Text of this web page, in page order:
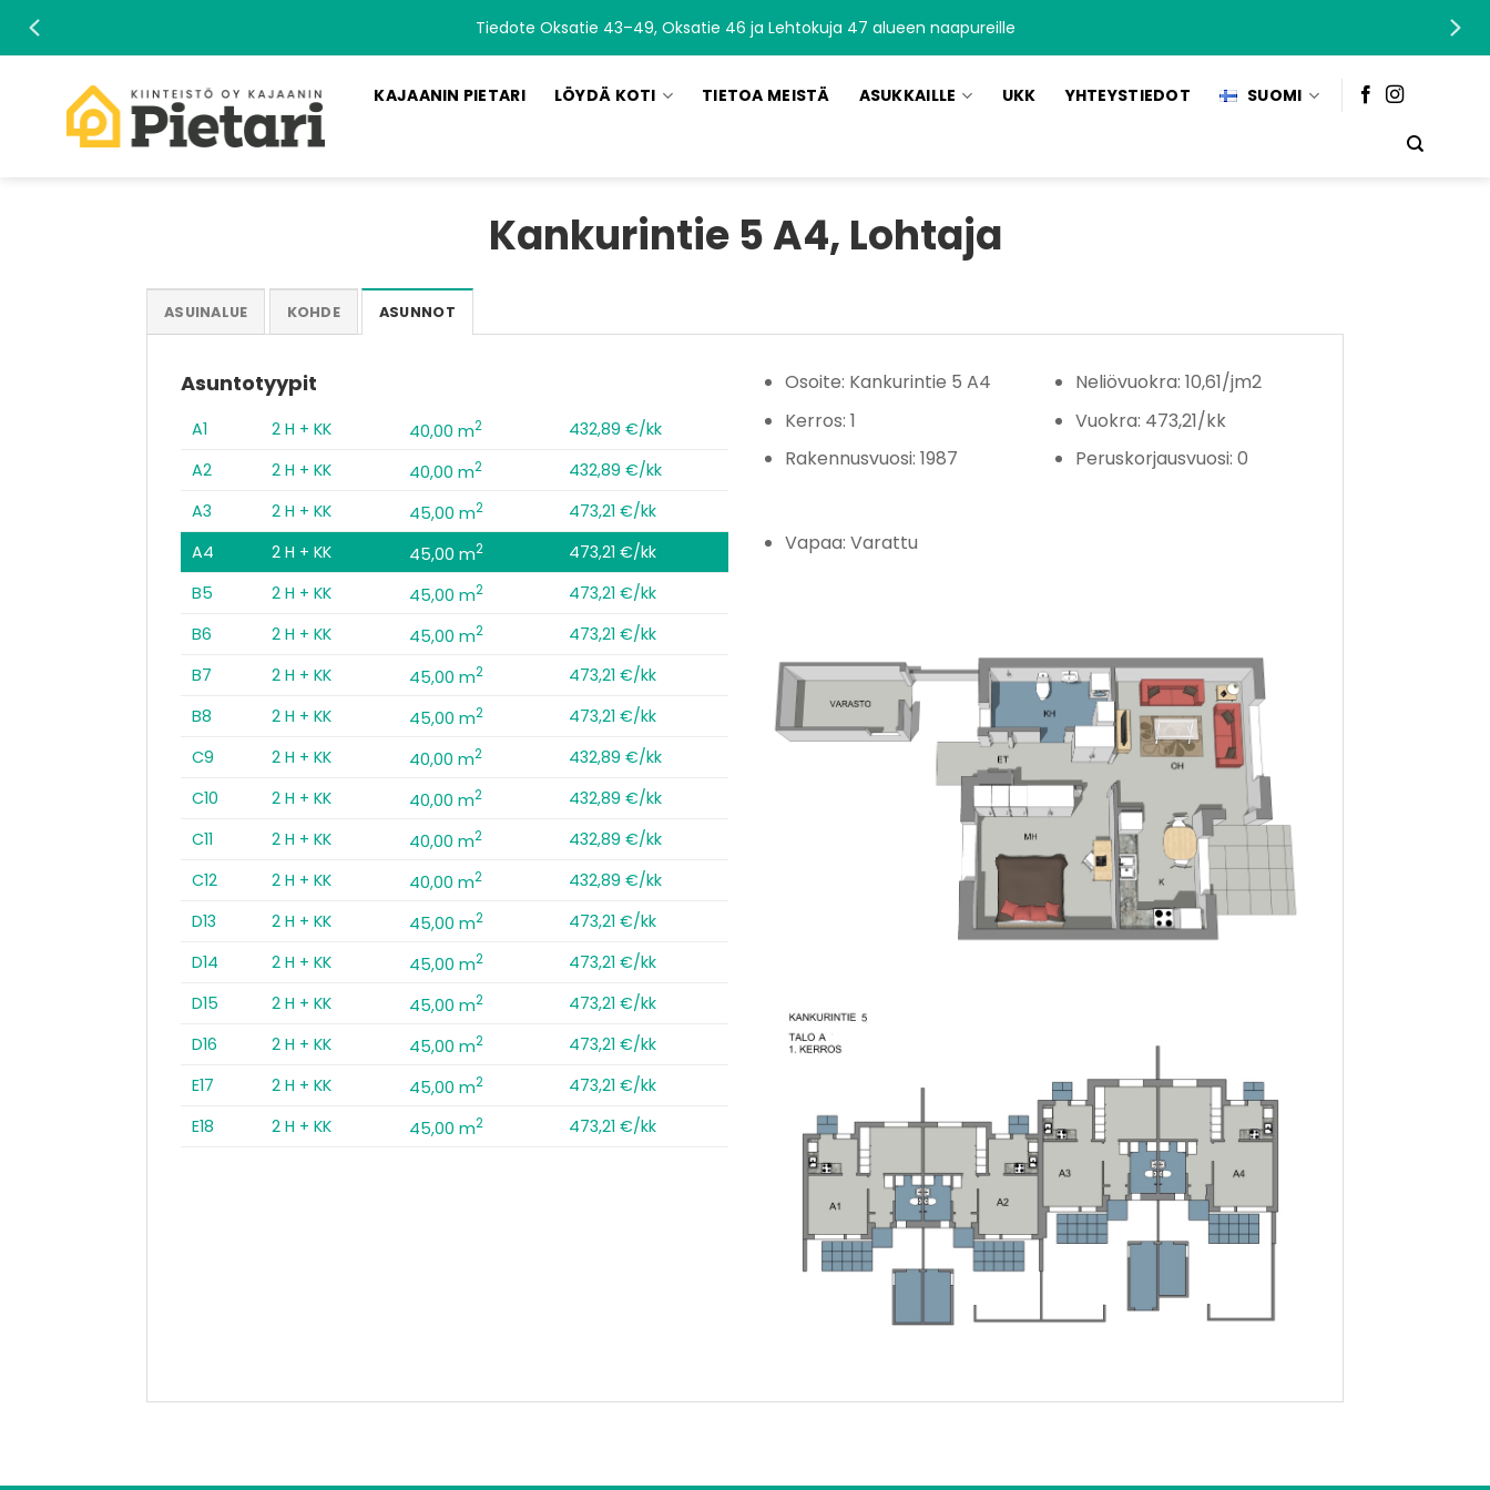
Tiedote Oksatie 43–49, Oksatie 46 ja Lehtokuja 47 alueen naapureille
KAJAANIN PIETARI LÖYDÄ KOTI TIETOA MEISTÄ ASUKKAILLE UKK YHTEYSTIEDOT SUOMI
Kankurintie 5 A4, Lohtaja
ASUINALUE KOHDE ASUNNOT
Asuntotyypit
A1 2 H + KK 40,00 m2
432,89 €/kk
A2
2 H + KK 40,00 m2
432,89 €/kk
A3
2 H + KK 45,00 m2
473,21 €/kk
A4
2 H + KK 45,00 m2
473,21 €/kk
B5
2 H + KK 45,00 m2
473,21 €/kk
B6
2 H + KK 45,00 m2
473,21 €/kk
B7
2 H + KK 45,00 m2
473,21 €/kk
B8
2 H + KK 45,00 m2
473,21 €/kk
C9
2 H + KK 40,00 m2
432,89 €/kk
C10
2 H + KK 40,00 m2
432,89 €/kk
C11
2 H + KK 40,00 m2
432,89 €/kk
C12
2 H + KK 40,00 m2
432,89 €/kk
D13
2 H + KK 45,00 m2
473,21 €/kk
D14
2 H + KK 45,00 m2
473,21 €/kk
D15
2 H + KK 45,00 m2
473,21 €/kk
D16
2 H + KK 45,00 m2
473,21 €/kk
E17
2 H + KK 45,00 m2
473,21 €/kk
E18
2 H + KK 45,00 m2 473,21 €/kk
Osoite: Kankurintie 5 A4
Kerros: 1
Rakennusvuosi: 1987
Neliövuokra: 10,61/jm2
Vuokra: 473,21/kk
Peruskorjausvuosi: 0
Vapaa: Varattu